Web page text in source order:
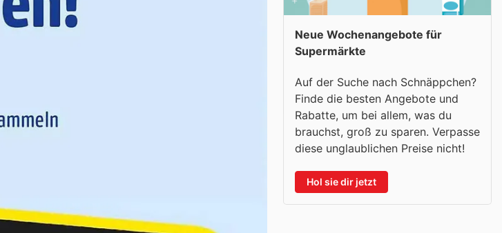
Neue Wochenangebote für
Supermärkte
Auf der Suche nach Schnäppchen?
Finde die besten Angebote und
Rabatte, um bei allem, was du
brauchst, groß zu sparen. Verpasse
diese unglaublichen Preise nicht!
Hol sie dir jetzt